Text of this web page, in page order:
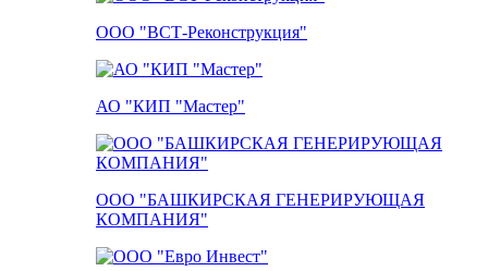
ООО "ВСТ-Реконструкция"
АО "КИП "Мастер"
ООО "БАШКИРСКАЯ ГЕНЕРИРУЮЩАЯ
КОМПАНИЯ"